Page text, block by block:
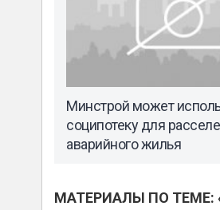
Минстрой может
соципотеку для
аварийного жилья
МАТЕРИАЛЫ ПО ТЕМЕ: